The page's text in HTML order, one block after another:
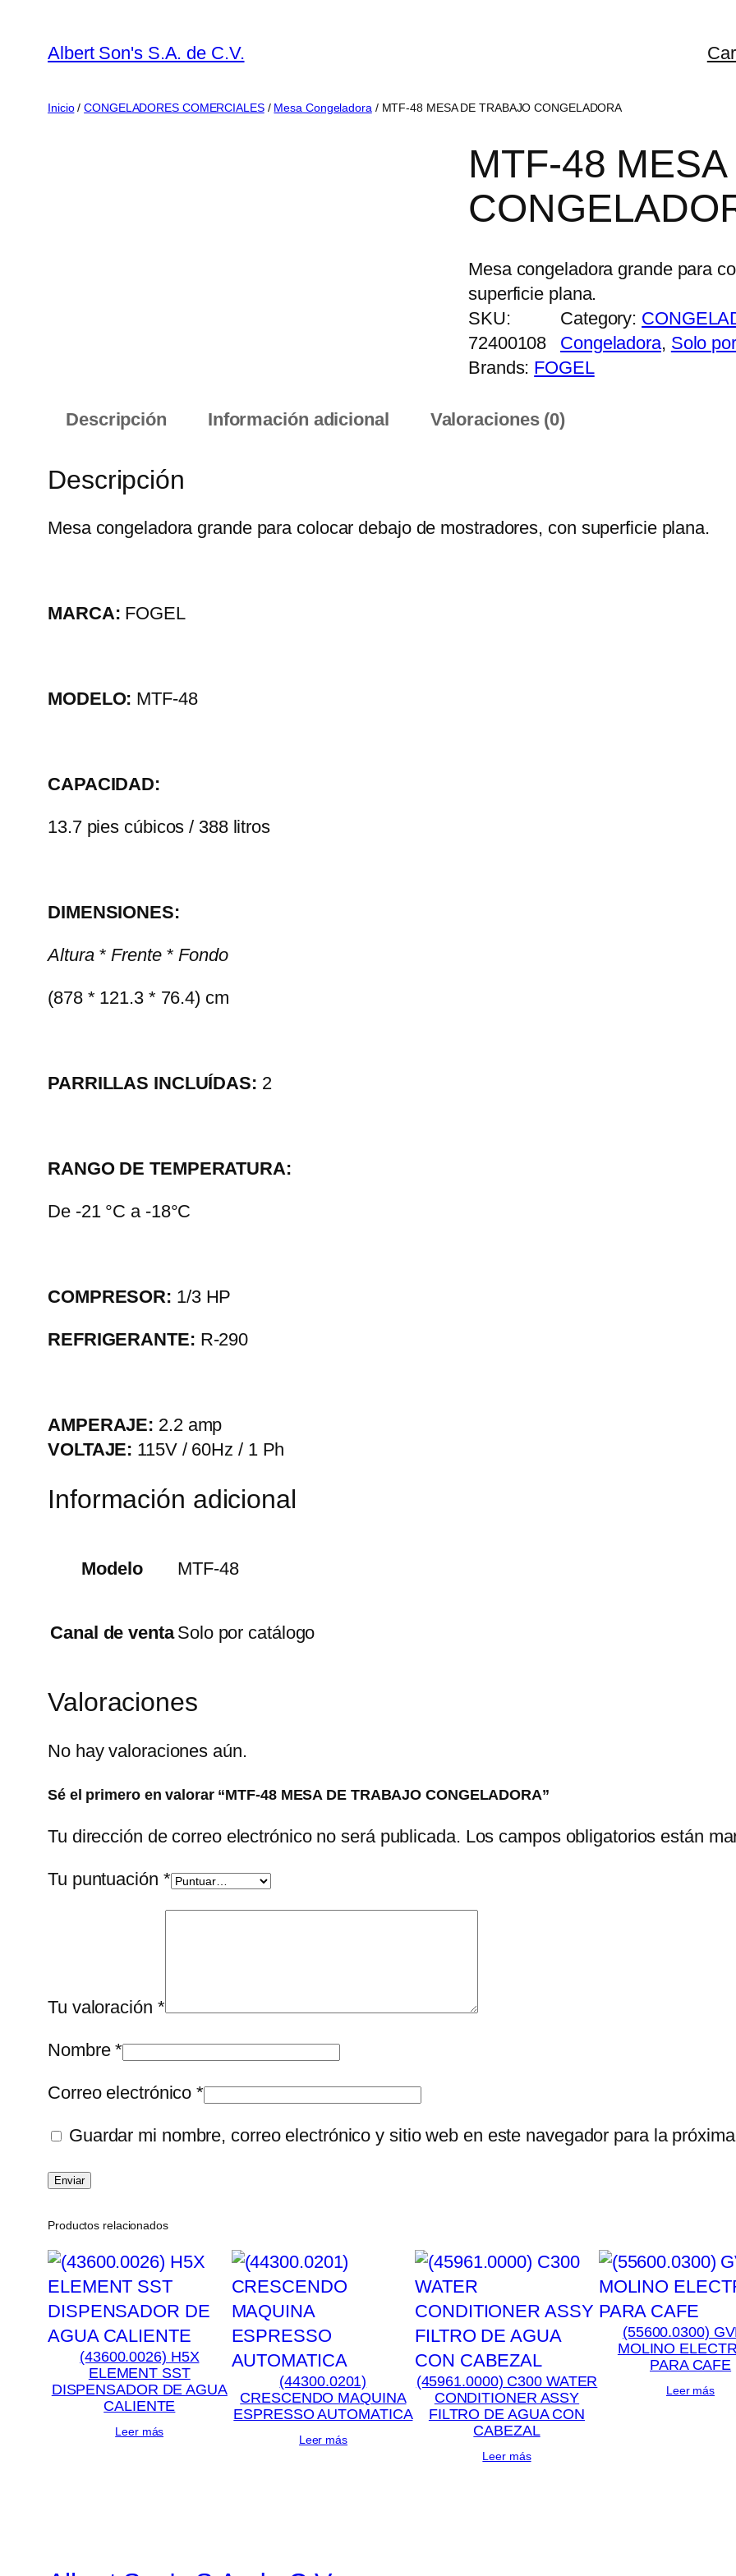
contenido
Albert Son's S.A. de C.V.
Inicio/CONGELADORES COMERCIALES/ Mesa Congeladora / MTF-48 MESA DE TRABAJO CONGELADORA
MTF-48
Mesa congeladora grande para
superficie plana.
SKU:
72400108
Category:
Congeladora, Solo
Brands: FOGEL
Descripción Información adicional Valoraciones (0)
Descripción
Mesa congeladora grande para colocar debajo de mostradores, con superficie plana.
MARCA: FOGEL
MODELO: MTF-48
CAPACIDAD:
13.7 pies cúbicos / 388 litros
DIMENSIONES:
Altura * Frente * Fondo
(878 * 121.3 * 76.4) cm
PARRILLAS INCLUÍDAS: 2
RANGO DE TEMPERATURA:
De -21 °C a -18°C
COMPRESOR: 1/3 HP
REFRIGERANTE: R-290
AMPERAJE: 2.2 amp
VOLTAJE: 115V / 60Hz / 1 Ph
Información adicional
Modelo MTF-48
Canal de venta Solo por catálogo
Valoraciones
No hay valoraciones aún.
Sé el primero en valorar “MTF-48 MESA DE TRABAJO CONGELADORA”
Tu dirección de correo electrónico no será publicada. Los campos obligatorios están
Tu puntuación *
Tu valoración *
Nombre*
Correo electrónico*
Guardar mi nombre, correo electrónico y sitio web en este navegador para la
Productos relacionados
(43600.0026) H5X
ELEMENT SST
DISPENSADOR DE AGUA
CALIENTE
Leer más
(44300.0201)
CRESCENDO MAQUINA
ESPRESSO AUTOMATICA
Leer más
(45961.0000) C300 WATER
CONDITIONER ASSY
FILTRO DE AGUA CON
CABEZAL
Leer más
(55600.0300)
MOLINO
PARA CAFE
Leer más